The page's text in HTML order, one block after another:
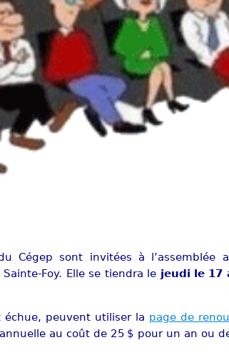
Cégep sont invitées à l’assemblée
Foy. Elle se tiendra le jeudi le 17
échue, peuvent utiliser la page de
au coût de 25 $ pour un an ou